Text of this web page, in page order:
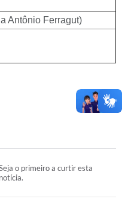
Antônio Ferragut)
o primeiro a curtir esta
notícia.